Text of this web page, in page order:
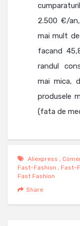
2.500 €/
mai mult
facand
randul
mai mica,
produsele
(fata de
Aliexpress ,
Fast-Fashion , Fast-
Fast Fashion
Share